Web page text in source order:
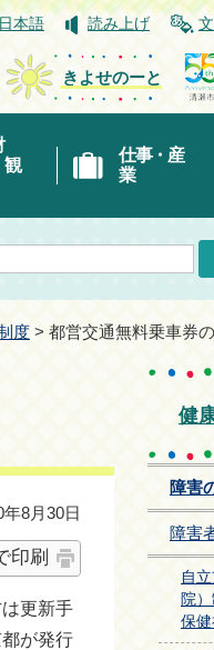
本語 読み上げ
きよせのーと
観
仕事・産
業
度 > 都営交通無料乗車券
8月30日
印刷
更新手
が発行
健
障害
障害
自
院
保